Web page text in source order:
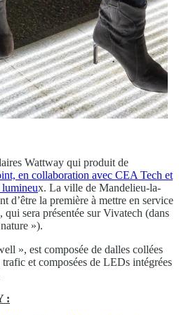
Wattway qui produit de
en collaboration avec CEA Tech et
lumineux. La ville de Mandelieu-la-
d’être la première à mettre en service
sera présentée sur Vivatech (dans
»).
», est composée de dalles collées
trafic et composées de LEDs intégrées
: